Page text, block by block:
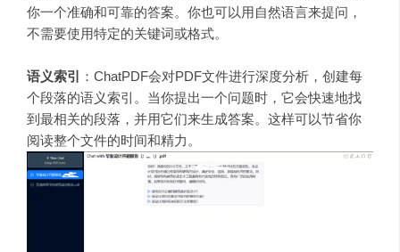
你一个准确和可靠的答案。你也可以用自然语言来提问，
不需要使用特定的关键词或格式。
语义索引 ： ChatPDF会对PDF文件进行深度分析，创建每
个段落的语义索引。当你提出一个问题时，它会快速地找
到最相关的段落，并用它们来生成答案。这样可以节省你
阅读整个文件的时间和精力。